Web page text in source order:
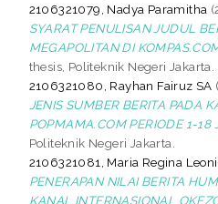
2106321079, Nadya Paramitha
SYARAT PENULISAN JUDUL
MEGAPOLITAN DI
thesis, Politeknik Negeri Jakarta.
2106321080, Rayhan Fairuz SA
JENIS SUMBER BERITA PADA
POPMAMA.COM PERIODE 1-18
Politeknik Negeri Jakarta.
2106321081, Maria Regina
PENERAPAN NILAI BERITA
KANAL INTERNASIONAL